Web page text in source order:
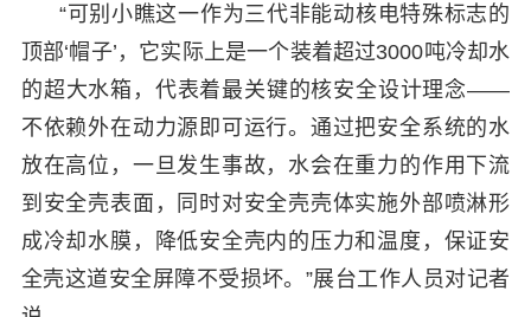
“可别小瞧这一作为三代非能动核电特殊标志的
顶部‘帽子’，它实际上是一个装着超过3000吨冷却水
的超大水箱，代表着最关键的核安全设计理念——
不依赖外在动力源即可运行。通过把安全系统的水
放在高位，一旦发生事故，水会在重力的作用下流
到安全壳表面，同时对安全壳壳体实施外部喷淋形
成冷却水膜，降低安全壳内的压力和温度，保证安
全壳这道安全屏障不受损坏。”展台工作人员对记者